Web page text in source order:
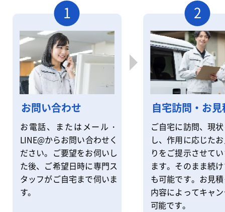
1
お問い合わせ
お電話、またはメール・
LINE@からお問い合わせく
ださい。ご要望をお伺いし
た後、ご希望日時に専門ス
タッフがご自宅まで伺いま
す。
2
自宅訪問・お
ご自宅に訪問、現
し、作用に応じた
りをご提示させて
ます。そのまま続
も可能です。お見
内容によってキャ
可能です。